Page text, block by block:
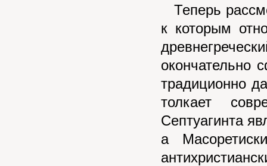
Теперь
к которым
окончательно
традиционно
толкает
Септуагинта
а